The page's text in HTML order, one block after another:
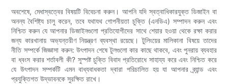
অবশেষে, মেধাস্বত্বের বিষয়টি বিবেচনা করুন। আপনি যদি স্বত্বাধিকারযুক্ত ডিজাইন বা
অনন্য বৈশিষ্ট্য চালু করেন, তবে যথাযথ গোপনীয়তা চুক্তি (এনডিএ) সম্পাদন করুন এবং
নিশ্চিত করুন যে আপনার ডিজাইনগুলো প্রতিযোগীদের সাথে শেয়ার হওয়া থেকে রক্ষা করার
জন্য কারখানায় অভ্যন্তরীণ নিয়ন্ত্রণ ব্যবস্থা রয়েছে। টুলিংয়ের মালিকানা বিষয়ে তাদের
নীতি সম্পর্কে জিজ্ঞাসা করুন: উৎপাদন শেষে টুলগুলো কার কাছে থাকবে, এবং পুনরায় ব্যবহার
বা ধ্বংস করার শর্তাবলী কী? সুস্পষ্ট চুক্তি বিবাদ প্রতিরোধে সাহায্য করে এবং নিশ্চিত করে
যে উৎপাদন সম্পর্কটি এমন বাধ্যবাধকতা দ্বারা পরিচালিত হয় যা আপনার ব্র্যান্ড এবং
প্রযুক্তিগত উদ্ভাবনকে সুরক্ষিত রাখে।